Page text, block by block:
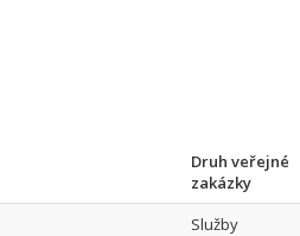
Druh veřejné
zakázky
Služby